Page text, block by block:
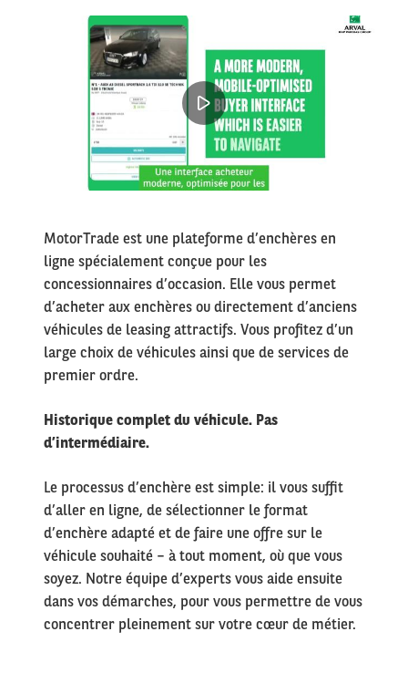
Right
column
MotorTrade est une plateforme d’enchères en
ligne spécialement conçue pour les
concessionnaires d’occasion. Elle vous permet
d’acheter aux enchères ou directement d’anciens
véhicules de leasing attractifs. Vous profitez d’un
large choix de véhicules ainsi que de services de
premier ordre.
Historique complet du véhicule. Pas
d’intermédiaire.
Le processus d’enchère est simple: il vous suffit
d’aller en ligne, de sélectionner le format
d’enchère adapté et de faire une offre sur le
véhicule souhaité – à tout moment, où que vous
soyez. Notre équipe d’experts vous aide ensuite
dans vos démarches, pour vous permettre de vous
concentrer pleinement sur votre cœur de métier.